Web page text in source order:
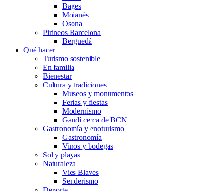
Bages
Moianès
Osona
Pirineos Barcelona
Berguedà
Qué hacer
Turismo sostenible
En familia
Bienestar
Cultura y tradiciones
Museos y monumentos
Ferias y fiestas
Modernismo
Gaudí cerca de BCN
Gastronomía y enoturismo
Gastronomía
Vinos y bodegas
Sol y playas
Naturaleza
Vies Blaves
Senderismo